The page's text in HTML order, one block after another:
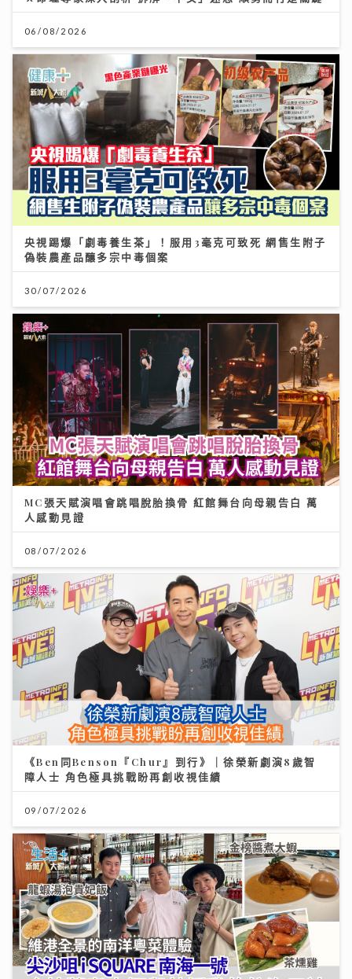
06/08/2026
央視踢爆「劇毒養生茶」！服用3毫克可致死 網售生附子
偽裝農產品釀多宗中毒個案
30/07/2026
MC張天賦演唱會跳唱脫胎換骨 紅館舞台向母親告白 萬
人感動見證
08/07/2026
《Ben同Benson『Chur』到行》｜徐榮新劇演8歲智
障人士 角色極具挑戰盼再創收視佳績
09/07/2026